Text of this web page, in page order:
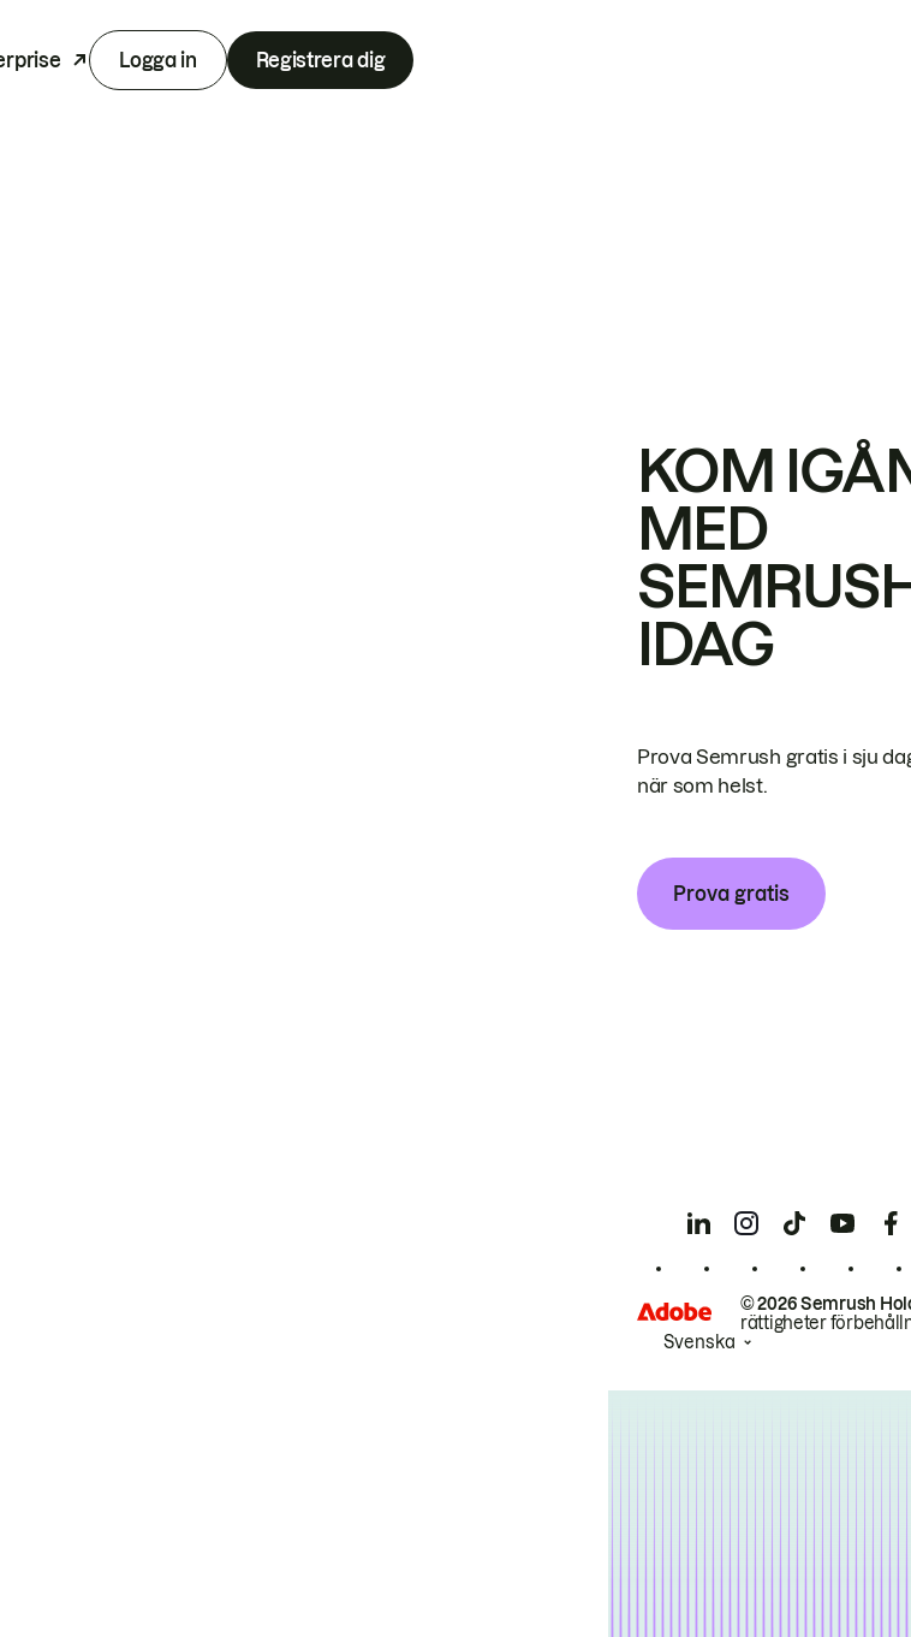
Logga in Registrera dig
KOM
MED
IDAG
Prova Semrush gratis i sju
när som helst.
Prova gratis
© 2026 Semrush
rättigheter
Svenska